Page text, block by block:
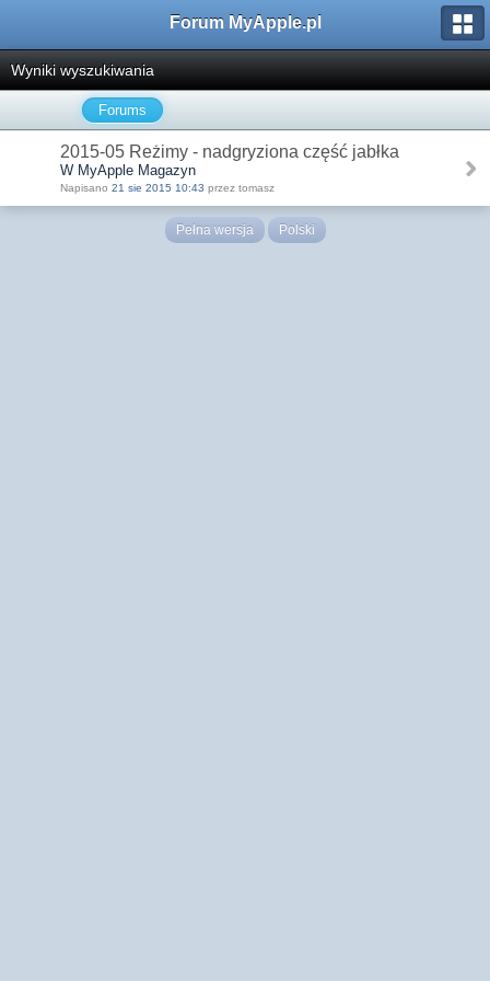
Forum MyApple.pl
Wyniki wyszukiwania
Forums
2015-05 Reżimy - nadgryziona część jabłka
W MyApple Magazyn
Napisano 21 sie 2015 10:43 przez tomasz
Pełna wersja Polski